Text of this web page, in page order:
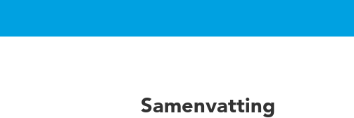
Samenvatting